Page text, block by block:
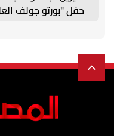
حفل "بورتو جولف